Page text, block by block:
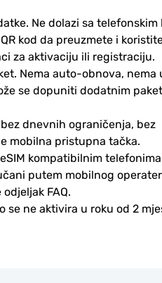
Ne dolazi sa telefonskim
kod da preuzmete i
za aktivaciju ili registraciju.
Nema auto-obnova, nema
se dopuniti dodatnim
dnevnih ograničenja, bez
mobilna pristupna tačka.
kompatibilnim
putem mobilnog
FAQ.
se ne aktivira u roku od 2